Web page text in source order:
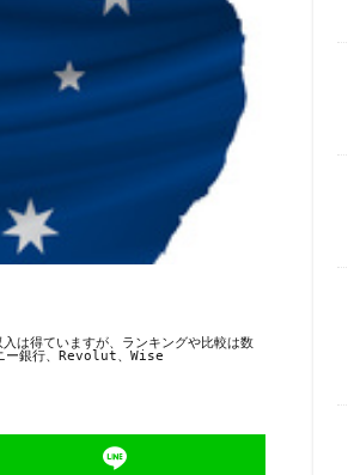
は得ていますが、ランキングや比較は数
ー銀行、Revolut、Wise